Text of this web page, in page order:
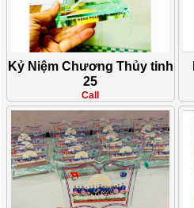
Kỷ Niệm Chương Thủy tinh
25
Call